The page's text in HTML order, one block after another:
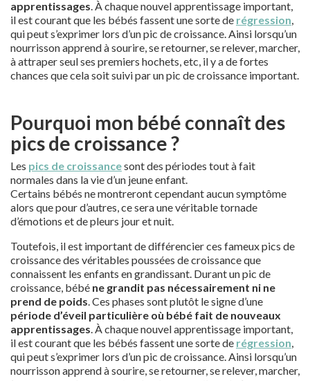
apprentissages . À chaque nouvel apprentissage important,
il est courant que les bébés fassent une sorte de régression
qui peut s’exprimer lors d’un pic de croissance. Ainsi lorsqu’un
nourrisson apprend à sourire, se retourner, se relever, marcher,
à attraper seul ses premiers hochets, etc, il y a de fortes
chances que cela soit suivi par un pic de croissance important.
Pourquoi mon bébé connaît des
pics de croissance ?
Les pics de croissancesont des périodes tout à fait
normales dans la vie d’un jeune enfant.
Certains bébés ne montreront cependant aucun symptôme
alors que pour d’autres, ce sera une véritable tornade
d’émotions et de pleurs jour et nuit.
Toutefois, il est important de différencier ces fameux pics de
croissance des véritables poussées de croissance que
connaissent les enfants en grandissant. Durant un pic de
croissance, bébé ne grandit pas nécessairement ni ne
prend de poids . Ces phases sont plutôt le signe d’une
période d’éveil particulière où bébé fait de nouveaux
apprentissages . À chaque nouvel apprentissage important,
il est courant que les bébés fassent une sorte de régression
qui peut s’exprimer lors d’un pic de croissance. Ainsi lorsqu’un
nourrisson apprend à sourire, se retourner, se relever, marcher,